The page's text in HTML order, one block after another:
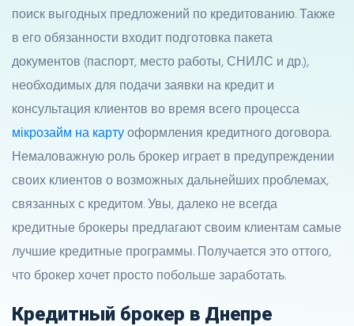
поиск выгодных предложений по кредитованию. Также
в его обязанности входит подготовка пакета
документов (паспорт, место работы, СНИЛС и др.),
необходимых для подачи заявки на кредит и
консультация клиентов во время всего процесса
мікрозайм на картуоформления кредитного договора.
Немаловажную роль брокер играет в предупреждении
своих клиентов о возможных дальнейших проблемах,
связанных с кредитом. Увы, далеко не всегда
кредитные брокеры предлагают своим клиентам самые
лучшие кредитные программы. Получается это оттого,
что брокер хочет просто побольше заработать.
Кредитный брокер в Днепре